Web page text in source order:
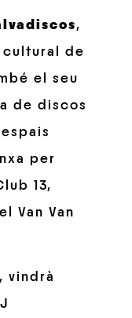
,
cultural de
el seu
de discos
per
13,
Van Van
vindrà